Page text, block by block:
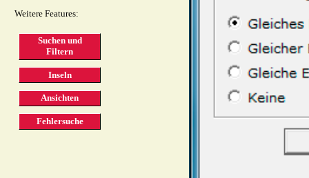
Weitere Features:
Suchen und
Filtern
Inseln
Ansichten
Fehlersuche